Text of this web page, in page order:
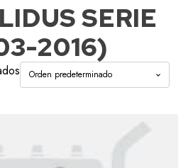
CARROCERÍA
MECÁNICA
SERIE
2016)